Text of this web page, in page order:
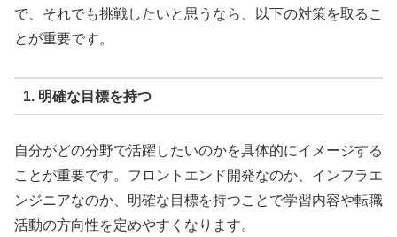
で、それでも挑戦したいと思うなら、以下の対策を取るこ
とが重要です。
1. 明確な目標を持つ
自分がどの分野で活躍したいのかを具体的にイメージする
ことが重要です。フロントエンド開発なのか、インフラエ
ンジニアなのか、明確な目標を持つことで学習内容や転職
活動の方向性を定めやすくなります。